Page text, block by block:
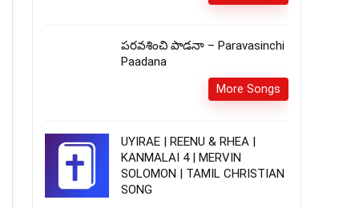
పరవశించి పాడనా – Paravasinchi
Paadana
More Songs
UYIRAE | REENU & RHEA |
KANMALAI 4 | MERVIN
SOLOMON | TAMIL CHRISTIAN
SONG